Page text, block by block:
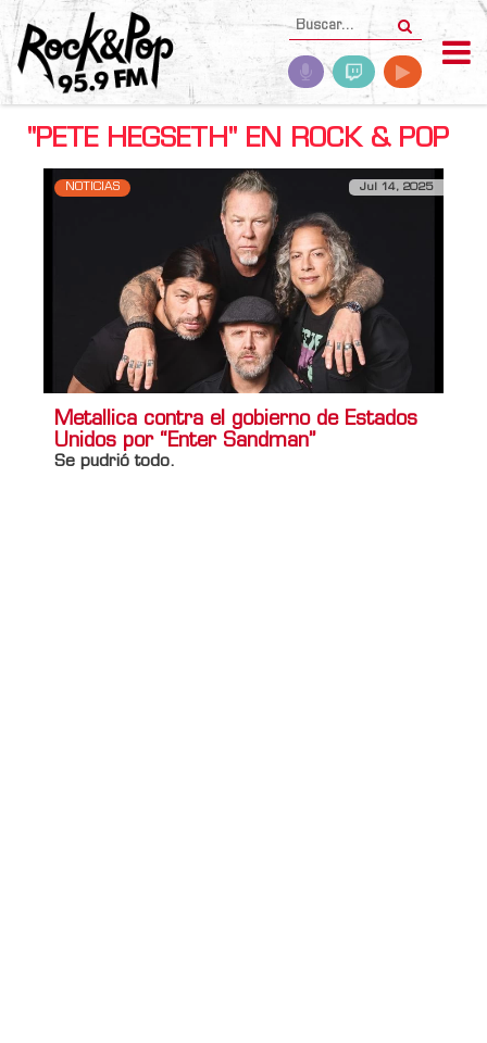
"PETE HEGSETH" EN ROCK & POP
NOTICIAS Jul 14, 2025
Metallica contra el gobierno de Estados
Unidos por “Enter Sandman”
Se pudrió todo.